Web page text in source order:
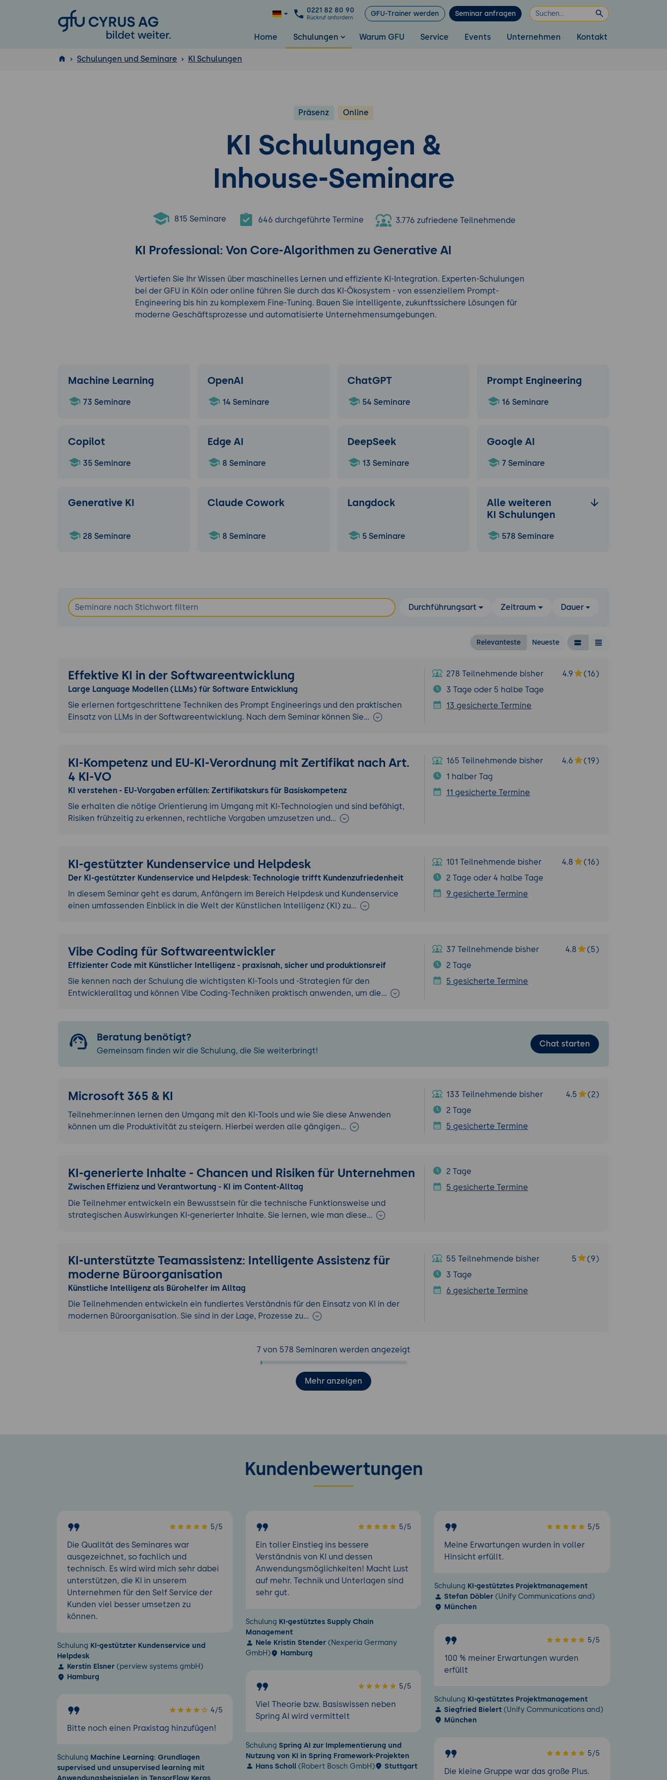
GFU Cyrus AG
0221 82 80 90
Rückruf anfordern GFU-Trainer werden Seminar anfragen
Home Schulungen Warum GFU Service Events Unternehmen Kontakt
Schulungen und Seminare KI Schulungen
Präsenz Online
KI Schulungen &
Inhouse-Seminare
815 Seminare 646 durchgeführte Termine 3.776 zufriedene Teilnehmende
KI Professional: Von Core-Algorithmen zu Generative AI
Vertiefen Sie Ihr Wissen über maschinelles Lernen und effiziente KI-Integration. Experten-Schulungen
bei der GFU in Köln oder online führen Sie durch das KI-Ökosystem - von essenziellem Prompt-
Engineering bis hin zu komplexem Fine-Tuning. Bauen Sie intelligente, zukunftssichere Lösungen für
moderne Geschäftsprozesse und automatisierte Unternehmensumgebungen.
Machine Learning
73 Seminare
OpenAI
14 Seminare
ChatGPT
54 Seminare
Prompt Engineering
16 Seminare
Copilot
35 Seminare
Edge AI
8 Seminare
DeepSeek
13 Seminare
Google AI
7 Seminare
Generative KI
28 Seminare
Claude Cowork
8 Seminare
Langdock
5 Seminare
Alle weiteren
KI Schulungen
578 Seminare
Durchführungsart Zeitraum Dauer
Relevanteste Neueste
Effektive KI in der Softwareentwicklung
Large Language Modellen (LLMs) für Software Entwicklung
Sie erlernen fortgeschrittene Techniken des Prompt Engineerings und den praktischen
Einsatz von LLMs in der Softwareentwicklung. Nach dem Seminar können Sie…
278 Teilnehmende bisher 4.9
(16)
3 Tage oder 5 halbe Tage
13 gesicherte Termine
KI-Kompetenz und EU-KI-Verordnung mit Zertifikat nach Art.
4 KI-VO
KI verstehen - EU-Vorgaben erfüllen: Zertifikatskurs für Basiskompetenz
Sie erhalten die nötige Orientierung im Umgang mit KI-Technologien und sind befähigt,
Risiken frühzeitig zu erkennen, rechtliche Vorgaben umzusetzen und…
165 Teilnehmende bisher 4.6
(19)
1 halber Tag
11 gesicherte Termine
KI-gestützter Kundenservice und Helpdesk
Der KI-gestützter Kundenservice und Helpdesk: Technologie trifft Kundenzufriedenheit
In diesem Seminar geht es darum, Anfängern im Bereich Helpdesk und Kundenservice
einen umfassenden Einblick in die Welt der Künstlichen Intelligenz (KI) zu…
101 Teilnehmende bisher 4.8
(16)
2 Tage oder 4 halbe Tage
9 gesicherte Termine
Vibe Coding für Softwareentwickler
Effizienter Code mit Künstlicher Intelligenz - praxisnah, sicher und produktionsreif
Sie kennen nach der Schulung die wichtigsten KI-Tools und -Strategien für den
Entwickleralltag und können Vibe Coding-Techniken praktisch anwenden, um die…
37 Teilnehmende bisher 4.8
(5)
2 Tage
5 gesicherte Termine
Beratung benötigt?
Gemeinsam finden wir die Schulung, die Sie weiterbringt!
Chat starten
Microsoft 365 & KI
Teilnehmer:innen lernen den Umgang mit den KI-Tools und wie Sie diese Anwenden
können um die Produktivität zu steigern. Hierbei werden alle gängigen…
133 Teilnehmende bisher 4.5
(2)
2 Tage
5 gesicherte Termine
KI-generierte Inhalte - Chancen und Risiken für Unternehmen
Zwischen Effizienz und Verantwortung - KI im Content-Alltag
Die Teilnehmer entwickeln ein Bewusstsein für die technische Funktionsweise und
strategischen Auswirkungen KI-generierter Inhalte. Sie lernen, wie man diese…
2 Tage
5 gesicherte Termine
KI-unterstützte Teamassistenz: Intelligente Assistenz für
moderne Büroorganisation
Künstliche Intelligenz als Bürohelfer im Alltag
Die Teilnehmenden entwickeln ein fundiertes Verständnis für den Einsatz von KI in der
modernen Büroorganisation. Sie sind in der Lage, Prozesse zu…
55 Teilnehmende bisher 5
(9)
3 Tage
6 gesicherte Termine
7 von 578 Seminaren werden angezeigt
Mehr anzeigen
Kundenbewertungen
5/5
Die Qualität des Seminares war
ausgezeichnet, so fachlich und
technisch. Es wird wird mich sehr dabei
unterstützen, die KI in unserem
Unternehmen für den Self Service der
Kunden viel besser umsetzen zu
können.
Schulung KI-gestützter Kundenservice und
Helpdesk
Kerstin Elsner (perview systems gmbH)
Hamburg
4/5
Bitte noch einen Praxistag hinzufügen!
Schulung Machine Learning: Grundlagen
supervised und unsupervised learning mit
Anwendungsbeispielen in TensorFlow Keras
5/5
Ein toller Einstieg ins bessere
Verständnis von KI und dessen
Anwendungsmöglichkeiten! Macht Lust
auf mehr. Technik und Unterlagen sind
sehr gut.
Schulung KI-gestütztes Supply Chain
Management
Nele Kristin Stender (Nexperia Germany
GmbH)
Hamburg
5/5
Viel Theorie bzw. Basiswissen neben
Spring AI wird vermittelt
Schulung Spring AI zur Implementierung und
Nutzung von KI in Spring Framework-Projekten
Hans Scholl (Robert Bosch GmbH) Stuttgart
5/5
Meine Erwartungen wurden in voller
Hinsicht erfüllt.
Schulung KI-gestütztes Projektmanagement
Stefan Döbler (Unify Communications and)
München
5/5
100 % meiner Erwartungen wurden
erfüllt
Schulung KI-gestütztes Projektmanagement
Siegfried Bielert (Unify Communications and)
München
5/5
Die kleine Gruppe war das große Plus.